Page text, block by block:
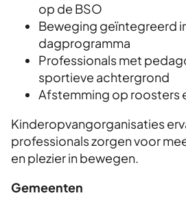
op de BSO
Beweging geïntegreerd
dagprogramma
Professionals met
sportieve achtergrond
Afstemming op roosters
Kinderopvangorganisaties
professionals zorgen voor
en plezier in bewegen.
Gemeenten